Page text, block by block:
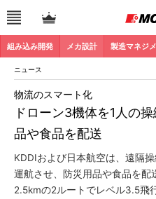
組み込み開発 メカ設計 製造マネジ
ニュース
ドローン3機体を1人の
品や食品を配送
物流のスマート化
KDDIおよび日本航空は、遠隔
運航させ、防災用品や食品を配
2.5kmの2ルートでレベル3.5飛